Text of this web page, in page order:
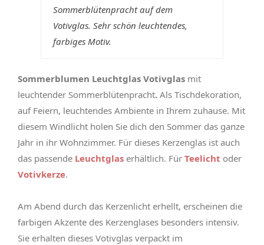
Sommerblütenpracht auf dem
Votivglas. Sehr schön leuchtendes,
farbiges Motiv.
Sommerblumen Leuchtglas Votivglas mit
leuchtender Sommerblütenpracht. Als Tischdekoration,
auf Feiern, leuchtendes Ambiente in Ihrem zuhause. Mit
diesem Windlicht holen Sie dich den Sommer das ganze
Jahr in ihr Wohnzimmer. Für dieses Kerzenglas ist auch
das passende Leuchtglas erhältlich. Für Teelicht oder
Votivkerze.
Am Abend durch das Kerzenlicht erhellt, erscheinen die
farbigen Akzente des Kerzenglases besonders intensiv.
Sie erhalten dieses Votivglas verpackt im